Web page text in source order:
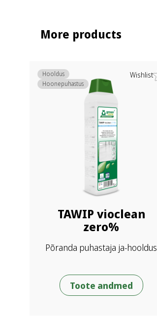
More products
Wishlist
TAWIP vioclean
zero%
Põranda puhastaja ja-hooldus
Hooldus
Hoonepuhastus
Toote andmed